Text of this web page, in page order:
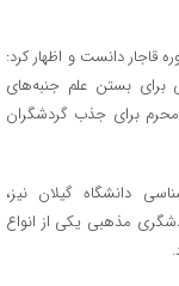
قاجار دانست و اظهار کرد:
برای بستن علم جنبه‌های
محرم برای جذب گردشگران
دانشگاه گیلان نیز،‌
مذهبی یکی از انواع